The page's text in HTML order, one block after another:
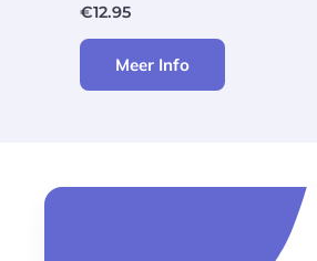
€12.95
Meer Info